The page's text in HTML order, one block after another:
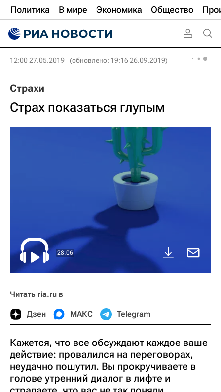
Политика В мире Экономика Общество
12:00 27.05.2019 (обновлено: 19:16 26.09.2019)
Страхи
Страх показаться глупым
28:06
Читать ria.ru в
Дзен МАКС Telegram
Кажется, что все обсуждают каждое ваше
действие: провалился на переговорах,
неудачно пошутил. Вы прокручиваете в
голове утренний диалог в лифте и